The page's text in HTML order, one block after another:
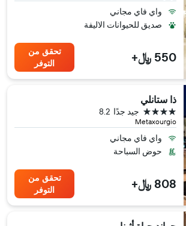
واي فاي مجاني
صديق للحيوانات الاليفة
550 ﷼+
تحقق من
التوفر
ذا ستانلي
Metaxourgio
8.2 جيد جدًا 4 نجوم
واي فاي مجاني
حوض السباحة
808 ﷼+
تحقق من
التوفر